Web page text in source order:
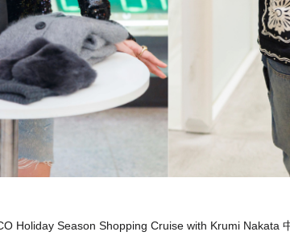
Holiday Season Shopping Cruise with Krumi Nakata